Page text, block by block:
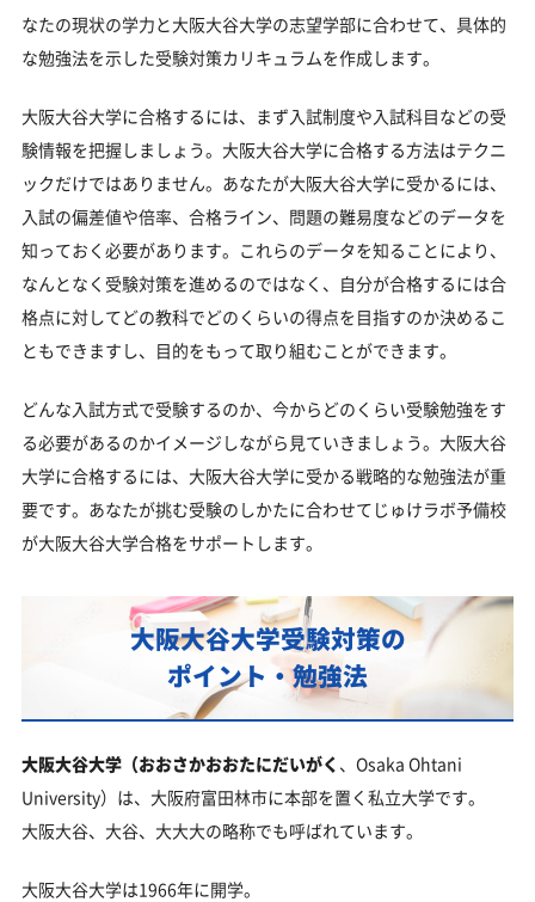
「大阪大谷大学に受かる気がしない」とやる気をな
受験勉強を始めるのが遅くても大阪大谷大学に合格
できる？
大学受験対策いつから始める？学年・時期別の勉強
のポイント
不登校・高卒認定者・通信制高校の大阪大谷大学受
験も対応可能
浪人生、社会人の方の大阪大谷大学合格に向けた受
験対策も実施
大阪大谷大学受験生からのよくある質問
なたの現状の学力と大阪大谷大学の志望学部に合わせて、具体的
な勉強法を示した受験対策カリキュラムを作成します。
大阪大谷大学に合格するには、まず入試制度や入試科目などの受
験情報を把握しましょう。大阪大谷大学に合格する方法はテクニ
ックだけではありません。あなたが大阪大谷大学に受かるには、
入試の偏差値や倍率、合格ライン、問題の難易度などのデータを
知っておく必要があります。これらのデータを知ることにより、
なんとなく受験対策を進めるのではなく、自分が合格するには合
格点に対してどの教科でどのくらいの得点を目指すのか決めるこ
ともできますし、目的をもって取り組むことができます。
どんな入試方式で受験するのか、今からどのくらい受験勉強をす
る必要があるのかイメージしながら見ていきましょう。大阪大谷
大学に合格するには、大阪大谷大学に受かる戦略的な勉強法が重
要です。あなたが挑む受験のしかたに合わせてじゅけラボ予備校
が大阪大谷大学合格をサポートします。
大阪大谷大学受験対策の
ポイント・勉強法
大阪大谷大学（おおさかおおたにだいがく 、Osaka Ohtani
University）は、大阪府富田林市に本部を置く私立大学です。
大阪大谷、大谷、大大大の略称でも呼ばれています。
大阪大谷大学は1966年に開学。